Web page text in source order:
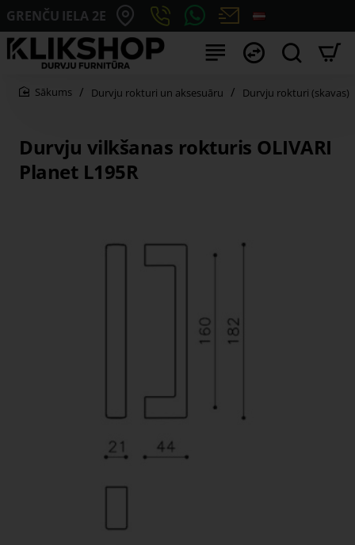
GRENČU IELA 2E
Durvju vilkšanas rokturis OLIVARI
Planet L195R
Durvju rokturi un aksesuāru Durvju rokturi (skavas)